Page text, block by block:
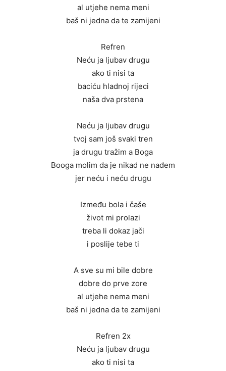
al utjehe nema meni
baš ni jedna da te zamijeni
Refren
Neću ja ljubav drugu
ako ti nisi ta
baciću hladnoj rijeci
naša dva prstena
Neću ja ljubav drugu
tvoj sam još svaki tren
ja drugu tražim a Boga
Booga molim da je nikad ne nađem
jer neću i neću drugu
Između bola i čaše
život mi prolazi
treba li dokaz jači
i poslije tebe ti
A sve su mi bile dobre
dobre do prve zore
al utjehe nema meni
baš ni jedna da te zamijeni
Refren 2x
Neću ja ljubav drugu
ako ti nisi ta